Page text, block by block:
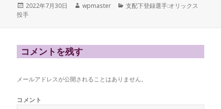
投
稿
2022年7月30日
作
wpmaster
カ
支配下登録選手:オリックス
投手
コメントを残す
メールアドレスが公開されることはありません。
コメント